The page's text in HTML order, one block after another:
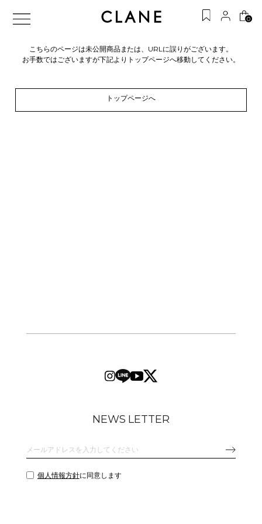
0
こちらのページは未公開商品または、URLに誤りがございます。
お手数ではございますが下記よりトップページへ移動してください。
トップページへ
NEWS LETTER
個人情報方針に同意します